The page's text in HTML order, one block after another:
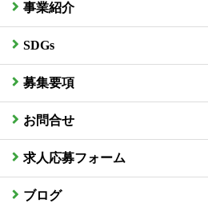
事業紹介
SDGs
募集要項
お問合せ
求人応募フォーム
ブログ